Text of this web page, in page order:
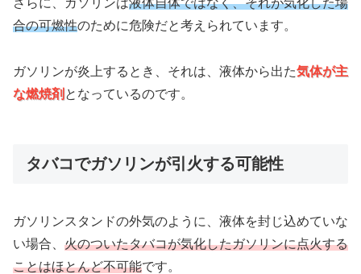
さらに、ガソリンは液体自体ではなく、それが気化した場
合の可燃性のために危険だと考えられています。
ガソリンが炎上するとき、それは、液体から出た気体が主
な燃焼剤 となっているのです。
タバコでガソリンが引火する可能性
ガソリンスタンドの外気のように、液体を封じ込めていな
い場合、 火のついたタバコが気化したガソリンに点火する
ことはほとんど不可能です。